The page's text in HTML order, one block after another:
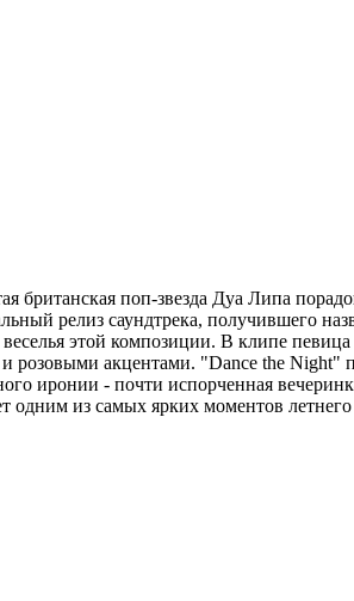
поп-звезда Дуа Липа
релиз саундтрека, получившего
этой композиции. В клипе
розовыми акцентами. "Dance the
иронии - почти испорченная
одним из самых ярких моментов